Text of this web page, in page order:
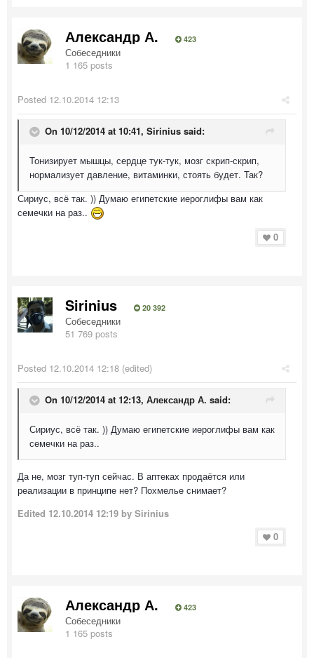
Александр А. 423
Собеседники
1 165 posts
Posted 12.10.2014 12:13
On 10/12/2014 at 10:41, Sirinius said:
Тонизирует мышцы, сердце тук-тук, мозг скрип-скрип,
нормализует давление, витаминки, стоять будет. Так?
Сириус, всё так. )) Думаю египетские иероглифы вам как
семечки на раз..
0
Sirinius 20 392
Собеседники
51 769 posts
Posted 12.10.2014 12:18 (edited)
On 10/12/2014 at 12:13, Александр А. said:
Сириус, всё так. )) Думаю египетские иероглифы вам как
семечки на раз..
Да не, мозг туп-туп сейчас. В аптеках продаётся или
реализации в принципе нет? Похмелье снимает?
Edited 12.10.2014 12:19 by Sirinius
0
Александр А. 423
Собеседники
1 165 posts